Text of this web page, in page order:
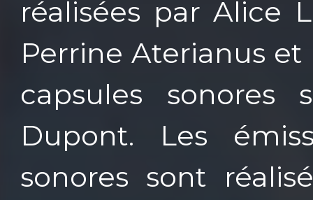
réalisées par Alice
Perrine Aterianus et
capsules sonores
Dupont. Les
sonores sont